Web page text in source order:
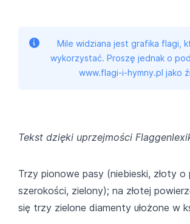
Mile widziana jest grafika flagi,
wykorzystać. Proszę jednak o
www.flagi-i-hymny.pl jako
Tekst dzięki uprzejmości
Trzy pionowe pasy (niebieski, złoty o
szerokości, zielony); na złotej
się trzy zielone diamenty ułożone w